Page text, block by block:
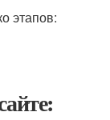
этапов: